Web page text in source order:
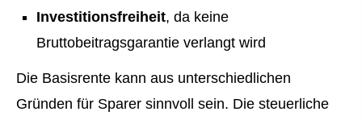
Investitionsfreiheit, da keine
Bruttobeitragsgarantie verlangt wird
Die Basisrente kann aus unterschiedlichen
Gründen für Sparer sinnvoll sein. Die steuerliche